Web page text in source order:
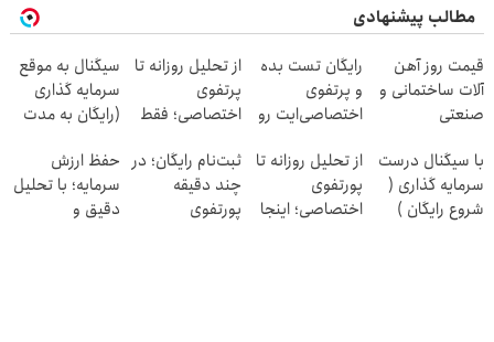
مطالب پیشنهادی
قیمت روز آهن
آلات ساختمانی و
صنعتی
رایگان تست بده
و پرتفوی
اختصاصی‌ایت رو
از تحلیل روزانه تا
پرتفوی
اختصاصی؛ فقط
تست بدی!
سیگنال به موقع
سرمایه گذاری
(رایگان به مدت
با سیگنال درست
سرمایه گذاری (
شروع رایگان )
از تحلیل روزانه تا
پورتفوی
اختصاصی؛ اینجا
ثبت‌نام رایگان؛ در
چند دقیقه
پورتفوی
حفظ ارزش
سرمایه؛ با تحلیل
دقیق و